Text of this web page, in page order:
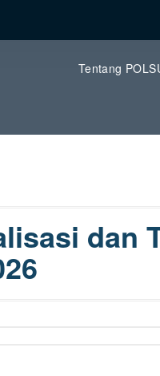
Tentang
dan